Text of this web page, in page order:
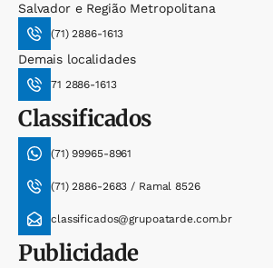
Salvador e Região Metropolitana
(71) 2886-1613
Demais localidades
71 2886-1613
Classificados
(71) 99965-8961
(71) 2886-2683 / Ramal 8526
classificados@grupoatarde.com.br
Publicidade